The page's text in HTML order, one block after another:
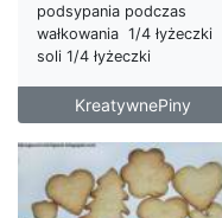
podsypania podczas
wałkowania 1/4 łyżeczki
soli 1/4 łyżeczki
KreatywnePiny